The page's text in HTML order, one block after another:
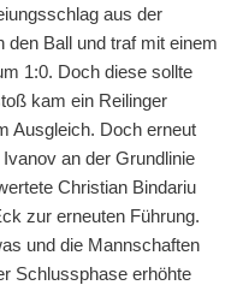
aus der
den Ball und traf mit einem
1:0. Doch diese sollte
kam ein Reilinger
Ausgleich. Doch erneut
an der Grundlinie
Christian Bindariu
zur erneuten Führung.
und die Mannschaften
Schlussphase erhöhte